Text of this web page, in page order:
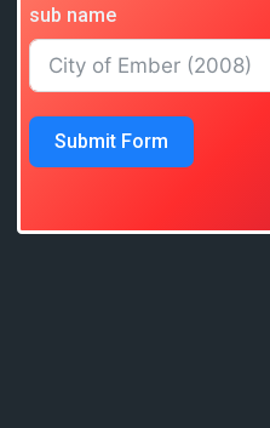
sub name
Submit Form